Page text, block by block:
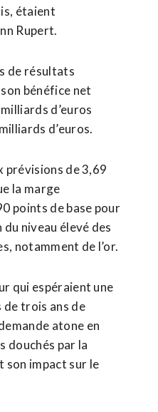
étaient
​Rupert.
de résultats
bénéfice net
​d’euros
d’euros.
de 3,69
la marge
points de base pour
du niveau élevé des
notamment de l’or.
qui espéraient une
de trois ans de
atone en
douchés par la
son impact sur le